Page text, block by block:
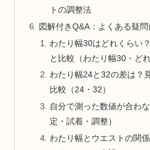
トの調整法
図解付きQ&A：よくある疑
わたり幅30はどれくらい
と比較（わたり幅30・どれ
わたり幅24と32の差は？
比較（24・32）
自分で測った数値が合わ
定・試着・調整）
わたり幅とウエストの関